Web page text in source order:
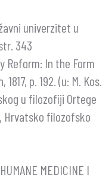
univerzitet u
343
Reform: In the Form
p. 192. (u: M. Kos.
u filozofiji Ortege
Hrvatsko filozofsko
MEDICINE I